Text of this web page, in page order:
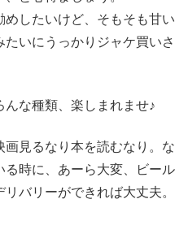
したいけど、そもそも甘い
いにうっかりジャケ買いさ
な種類、楽しまれませ♪
見るなり本を読むなり。な
る時に、あーら大変、ビール
バリーができれば大丈夫。